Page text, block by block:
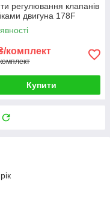
регулювання клапанів
двигуна 178F
комплект
Купити